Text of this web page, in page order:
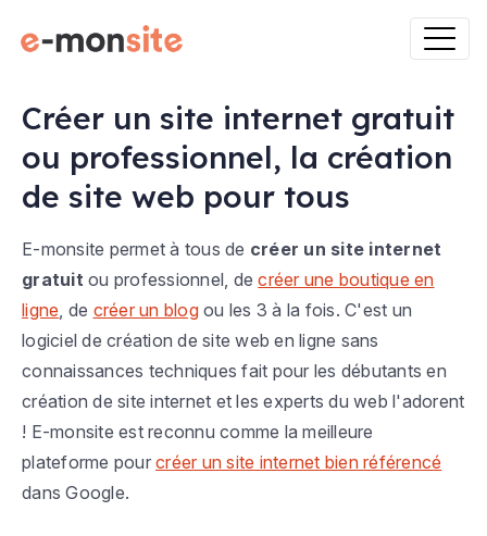
Créer un site internet gratuit
ou professionnel, la création
de site web pour tous
E-monsite permet à tous de créer un site internet
gratuit ou professionnel, decréer une boutique en
ligne , de créer un blogou les 3 à la fois. C'est un
logiciel de création de site web en ligne sans
connaissances techniques fait pour les débutants en
création de site internet et les experts du web l'adorent
! E-monsite est reconnu comme la meilleure
plateforme pour créer un site internet bien référencé
dans Google.